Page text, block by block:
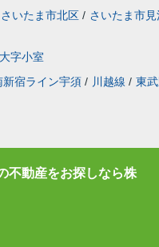
さいたま市北区 / さいたま市
大字小室
新宿ライン宇須 / 川越線 / 東
不動産をお探しなら株